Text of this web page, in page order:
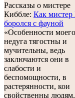
Рассказы о мистере
Киббле: Как
боролся с фауной
«Особенности моего
недуга тягостны и
мучительны, ведь
заключаются они в
слабости и
беспомощности, в
растерянности, кои
свойственны людям,